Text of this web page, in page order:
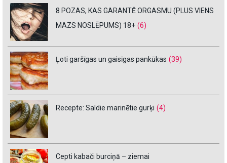
8 POZAS, KAS GARANTĒ ORGASMU (PLUS VIENS
MAZS NOSLĒPUMS) 18+ (6)
Ļoti garšīgas un gaisīgas pankūkas (39)
Recepte: Saldie marinētie gurķi (4)
Cepti kabači burciņā – ziemai